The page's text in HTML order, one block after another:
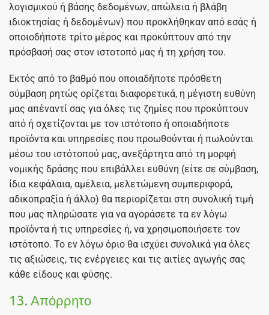
λογισμικού ή βάσης δεδομένων, απώλεια ή βλάβη
ιδιοκτησίας ή δεδομένων) που προκλήθηκαν από εσάς ή
οποιοδήποτε τρίτο μέρος και προκύπτουν από την
πρόσβασή σας στον ιστοτοπό μας ή τη χρήση του.
Εκτός από το βαθμό που οποιαδήποτε πρόσθετη
σύμβαση ρητώς ορίζεται διαφορετικά, η μέγιστη ευθύνη
μας απέναντί σας για όλες τις ζημίες που προκύπτουν
από ή σχετίζονται με τον ιστότοπο ή οποιαδήποτε
προϊόντα και υπηρεσίες που προωθούνται ή πωλούνται
μέσω του ιστότοπού μας, ανεξάρτητα από τη μορφή
νομικής δράσης που επιβάλλει ευθύνη (είτε σε σύμβαση,
ίδια κεφάλαια, αμέλεια, μελετώμενη συμπεριφορά,
αδικοπραξία ή άλλο) θα περιορίζεται στη συνολική τιμή
που μας πληρώσατε για να αγοράσετε τα εν λόγω
προϊόντα ή τις υπηρεσίες ή, να χρησιμοποιήσετε τον
ιστότοπο. Το εν λόγω όριο θα ισχύει συνολικά για όλες
τις αξιώσεις, τις ενέργειες και τις αιτίες αγωγής σας
κάθε είδους και φύσης.
13. Απόρρητο